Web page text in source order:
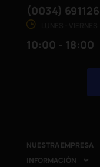
(0034)
10:00 - 18:00
NUESTRA EMPRESA
INFORMACIÓN 